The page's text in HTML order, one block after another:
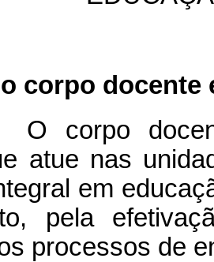
corpo docente
corpo
atue nas
em
pela
processos de